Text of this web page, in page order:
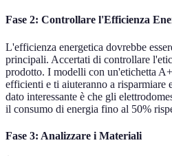
Fase 2: Controllare l'Efficienza
L'efficienza energetica dovrebbe
principali. Accertati di controllare
prodotto. I modelli con un'etichetta
efficienti e ti aiuteranno a risparmiare
dato interessante è che gli
il consumo di energia fino al 50%
Fase 3: Analizzare i Materiali